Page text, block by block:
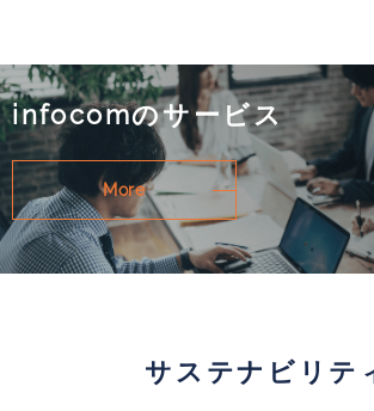
infocomのサービス
More
サステナビリテ